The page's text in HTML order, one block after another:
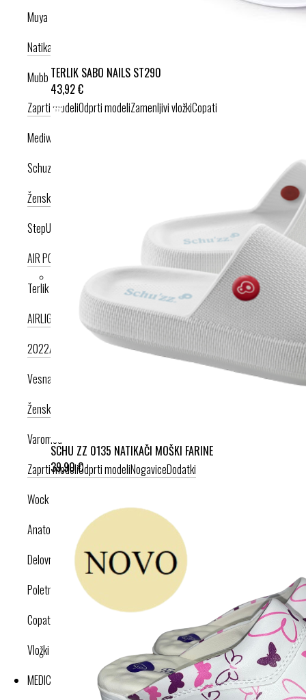
TERLIK SABO NAILS ST290
43,92 €
SCHU ZZ 0135 NATIKAČI MOŠKI FARINE
39,90 €
Muya
Natikači
Mubb
Zaprti modeliOdprti modeliZamenljivi vložkiCopati
Mediwalk
Schuzz
Ženska kolekcija
StepUp
AIR PODPLAT
Terlik Sabo
AIRLIGHT PODPLAT II. NOVIAIRLIGHT PODPLAT I. PRODUKT LETA
2022AIRLIGHT PODPLAT I. KRIŽNI PAŠČEK AIR PODPLAT
Vesna anatomic
Ženska kolekcija
Varomed
Zaprti modeliOdprti modeliNogaviceDodatki
Wock
Anatomska obutev
Delovna obutev s certifikatom
Poletna obutev
Copati
Vložki in dodatki
MEDICINSKI IZDELKI